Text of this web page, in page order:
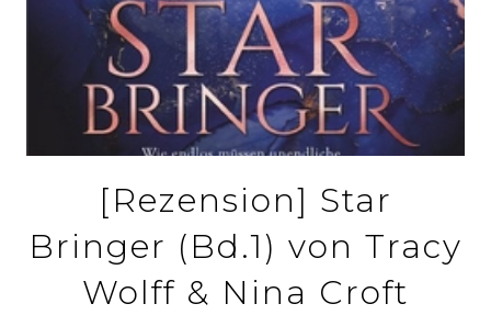
[Rezension] Star
Bringer (Bd.1) von Tracy
Wolff & Nina Croft